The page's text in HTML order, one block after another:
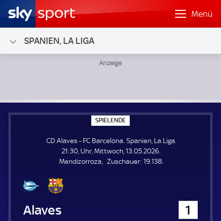
Menü
SPANIEN, LA LIGA
SPIELENDE
P
E
L
E
N
CD Alaves - FC Barcelona. Spanien, La Liga.
21:30, Uhr, Mittwoch, 13.05.2026.
Mendizorroza
Zuschauer: Z
19.138.
CD Alaves 1